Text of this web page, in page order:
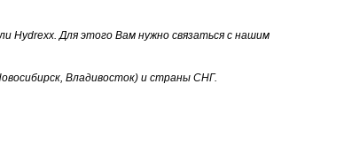
Hydrexx. Для этого Вам нужно связаться с нашим
Владивосток) и страны СНГ.